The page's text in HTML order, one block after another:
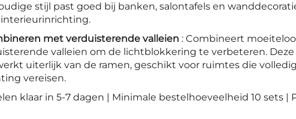
stijl past goed bij banken, salontafels en
met verduisterende valleien : Combineert
valleien om de lichtblokkering te verbeteren.
uiterlijk van de ramen, geschikt voor ruimtes die
vereisen.
klaar in 5-7 dagen | Minimale bestelhoeveelheid 10 sets |